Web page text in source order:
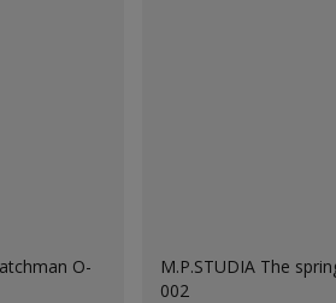
O-
M.P.STUDIA The
002